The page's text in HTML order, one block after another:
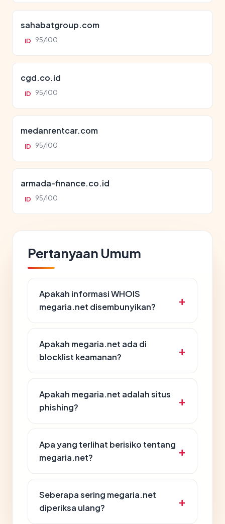
sahabatgroup.com
ID 95/100
cgd.co.id
ID 95/100
medanrentcar.com
ID 95/100
armada-finance.co.id
ID 95/100
Pertanyaan Umum
Apakah informasi WHOIS
megaria.net disembunyikan?
Apakah megaria.net ada di
blocklist keamanan?
Apakah megaria.net adalah situs
phishing?
Apa yang terlihat berisiko tentang
megaria.net?
Seberapa sering megaria.net
diperiksa ulang?